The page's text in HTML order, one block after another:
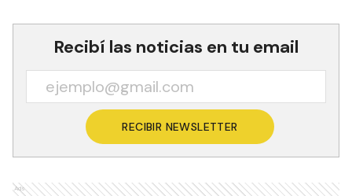
Recibí las noticias en tu email
RECIBIR NEWSLETTER
Ads